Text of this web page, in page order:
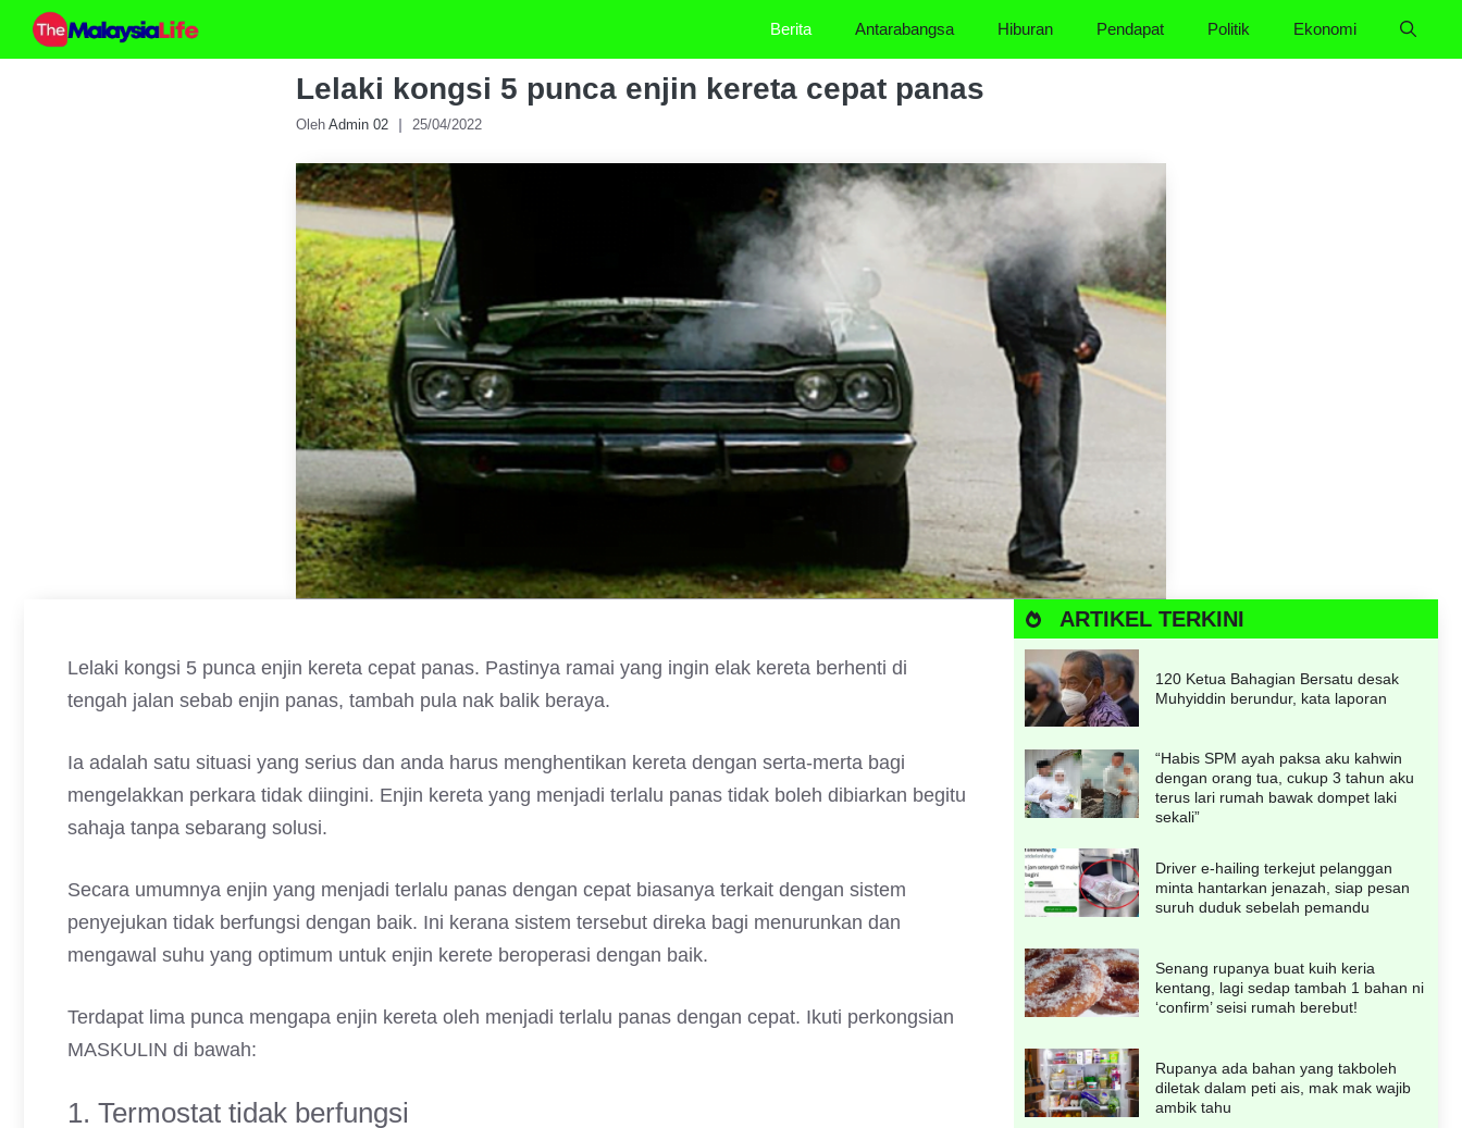
Skip
Berita Antarabangsa Hiburan Pendapat Politik Ekonomi
Lelaki kongsi 5 punca enjin kereta cepat panas
Oleh Admin 02 25/04/2022
Lelaki kongsi 5 punca enjin kereta cepat panas. Pastinya ramai yang ingin elak kereta berhenti di
tengah jalan sebab enjin panas, tambah pula nak balik beraya.
Ia adalah satu situasi yang serius dan anda harus menghentikan kereta dengan serta-merta bagi
mengelakkan perkara tidak diingini. Enjin kereta yang menjadi terlalu panas tidak boleh dibiarkan begitu
sahaja tanpa sebarang solusi.
Secara umumnya enjin yang menjadi terlalu panas dengan cepat biasanya terkait dengan sistem
penyejukan tidak berfungsi dengan baik. Ini kerana sistem tersebut direka bagi menurunkan dan
mengawal suhu yang optimum untuk enjin kerete beroperasi dengan baik.
Terdapat lima punca mengapa enjin kereta oleh menjadi terlalu panas dengan cepat. Ikuti perkongsian
MASKULIN di bawah:
1. Termostat tidak berfungsi
ARTIKEL TERKINI
120 Ketua Bahagian Bersatu desak
Muhyiddin berundur, kata laporan
“Habis SPM ayah paksa aku kahwin
dengan orang tua, cukup 3 tahun aku
terus lari rumah bawak dompet laki
sekali”
Driver e-hailing terkejut pelanggan
minta hantarkan jenazah, siap pesan
suruh duduk sebelah pemandu
Senang rupanya buat kuih keria
kentang, lagi sedap tambah 1 bahan ni
‘confirm’ seisi rumah berebut!
Rupanya ada bahan yang takboleh
diletak dalam peti ais, mak mak wajib
ambik tahu